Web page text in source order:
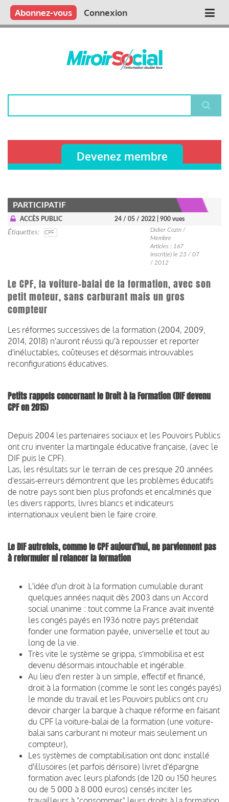
Aller
contenu
Main
Qui sommes nous ?
Vous publiez
Nous publions
Contactez-nous
Abonnez-vous Connexion
Devenez membre
PARTICIPATIF
ACCÈS PUBLIC 24 / 05 / 2022 | 900 vues
Étiquettes CPF
Didier Cozin /
Membre
Articles : 167
Inscrit(e) le 23 / 07
/ 2012
Le CPF, la voiture-balai de la formation, avec son
petit moteur, sans carburant mais un gros
compteur
Les réformes successives de la formation (2004, 2009,
2014, 2018) n'auront réussi qu'à repousser et reporter
d'inéluctables, coûteuses et désormais introuvables
reconfigurations éducatives.
Petits rappels concernant le Droit à la Formation (DIF devenu
CPF en 2015)
Depuis 2004 les partenaires sociaux et les Pouvoirs Publics
ont cru inventer la martingale éducative française, (avec le
DIF puis le CPF).
Las, les résultats sur le terrain de ces presque 20 années
d'essais-erreurs démontrent que les problèmes éducatifs
de notre pays sont bien plus profonds et encalminés que
les divers rapports, livres blancs et indicateurs
internationaux veulent bien le faire croire.
Le DIF autrefois, comme le CPF aujourd'hui, ne parviennent pas
à reformuler ni relancer la formation
L'idée d'un droit à la formation cumulable durant
quelques années naquit dès 2003 dans un Accord
social unanime : tout comme la France avait inventé
les congés payés en 1936 notre pays prétendait
fonder une formation payée, universelle et tout au
long de la vie.
Très vite le système se grippa, s'immobilisa et est
devenu désormais intouchable et ingérable.
Au lieu d'en rester à un simple, effectif et financé,
droit à la formation (comme le sont les congés payés)
le monde du travail et les Pouvoirs publics ont cru
devoir charger la barque à chaque réforme en faisant
du CPF la voiture-balai de la formation (une voiture-
balai sans carburant ni moteur mais seulement un
compteur),
Les systèmes de comptabilisation ont donc installé
d'illusoires (et parfois dérisoire) livret d'épargne
formation avec leurs plafonds (de 120 ou 150 heures
ou de 5 000 à 8 000 euros) censés inciter les